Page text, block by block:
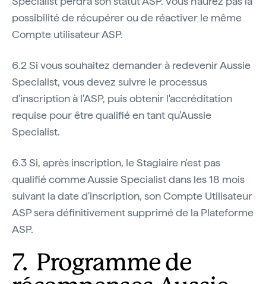
possibilité de récupérer ou de réactiver le même
Compte utilisateur ASP.
6.2 Si vous souhaitez demander à redevenir Aussie
Specialist, vous devez suivre le processus
d'inscription à l'ASP, puis obtenir l'accréditation
requise pour être qualifié en tant qu'Aussie
Specialist.
6.3 Si, après inscription, le Stagiaire n'est pas
qualifié comme Aussie Specialist dans les 18 mois
suivant la date d'inscription, son Compte Utilisateur
ASP sera définitivement supprimé de la Plateforme
ASP.
7. Programme de